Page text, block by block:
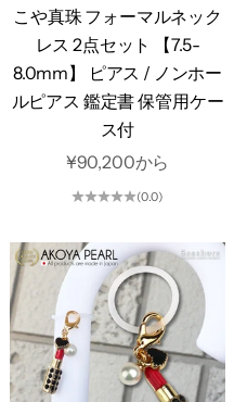
こや真珠 フォーマルネック
レス 2点セット 【7.5-
8.0mm】 ピアス / ノンホー
ルピアス 鑑定書 保管用ケー
ス付
セール価格
¥90,200から
(0.0)